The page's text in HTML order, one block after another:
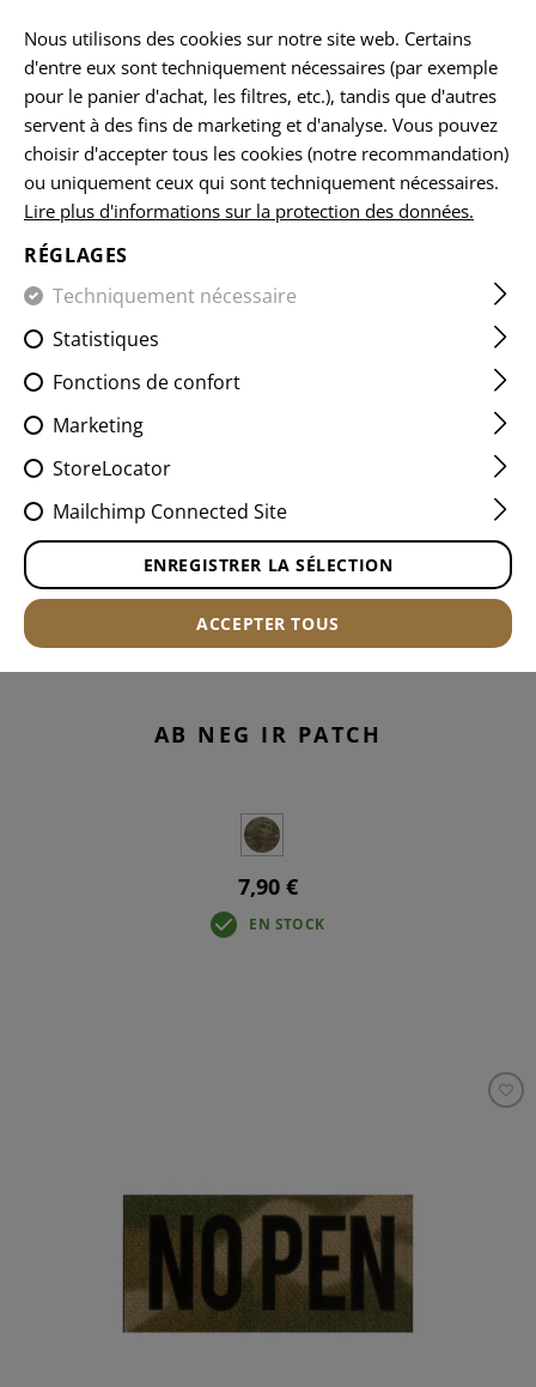
VITALITY PATCHES
ACCUEIL EQUIPEMENTS LES ÉCUSSONS
AB NEG IR PATCH
7,90 €
EN STOCK
Nous utilisons des cookies sur notre site web. Certains
d'entre eux sont techniquement nécessaires (par exemple
pour le panier d'achat, les filtres, etc.), tandis que d'autres
servent à des fins de marketing et d'analyse. Vous pouvez
choisir d'accepter tous les cookies (notre recommandation)
ou uniquement ceux qui sont techniquement nécessaires.
Lire plus d'informations sur la protection des données.
RÉGLAGES
Techniquement nécessaire
Statistiques
Fonctions de confort
Marketing
StoreLocator
Mailchimp Connected Site
ENREGISTRER LA SÉLECTION
ACCEPTER TOUS